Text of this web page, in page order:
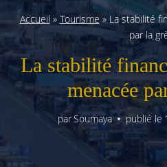
Accueil » Tourisme » La stabilité
par la
La stabilité
menacée
parSoumaya publié le